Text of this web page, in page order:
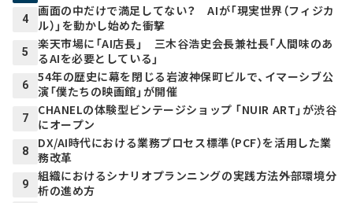
4
画面の中だけで満足してない？ AIが「現実世界（フィジカ
ル）」を動かし始めた衝撃
5
楽天市場に「AI店長」 三木谷浩史会長兼社長「人間味のあ
るAIを必要としている」
6
54年の歴史に幕を閉じる岩波神保町ビルで、イマーシブ公
演「僕たちの映画館」が開催
7
CHANELの体験型ビンテージショップ 「NUIR ART」が渋谷
にオープン
8
DX/AI時代における業務プロセス標準（PCF）を活用した業
務改革
9
組織におけるシナリオプランニングの実践方法――外部環境分
析の進め方